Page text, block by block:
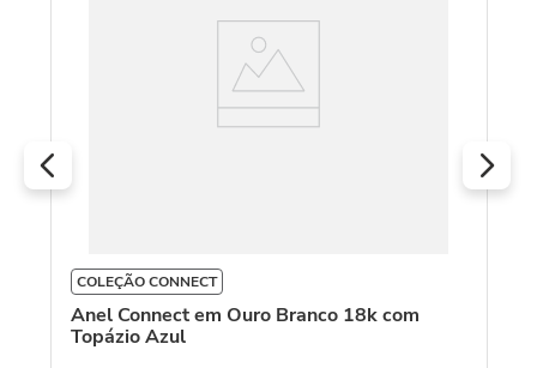
COLEÇÃO CONNECT
Anel Connect em Ouro Branco 18k com
Topázio Azul